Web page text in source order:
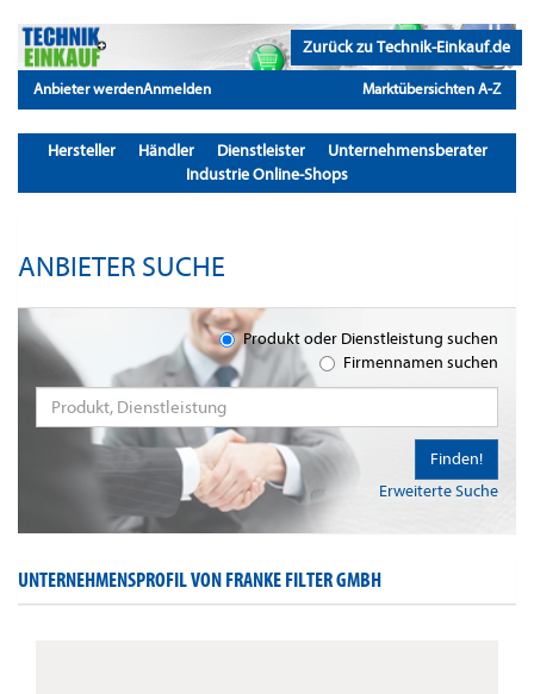
Zurück zu Technik-Einkauf.de
Anbieter werdenAnmelden Marktübersichten A-Z
Hersteller Händler Dienstleister
Unternehmensberater
Industrie Online-Shops
ANBIETER SUCHE
Produkt oder Dienstleistung suchen
Firmennamen suchen
Erweiterte Suche
Finden!
UNTERNEHMENSPROFIL VON FRANKE FILTER GMBH